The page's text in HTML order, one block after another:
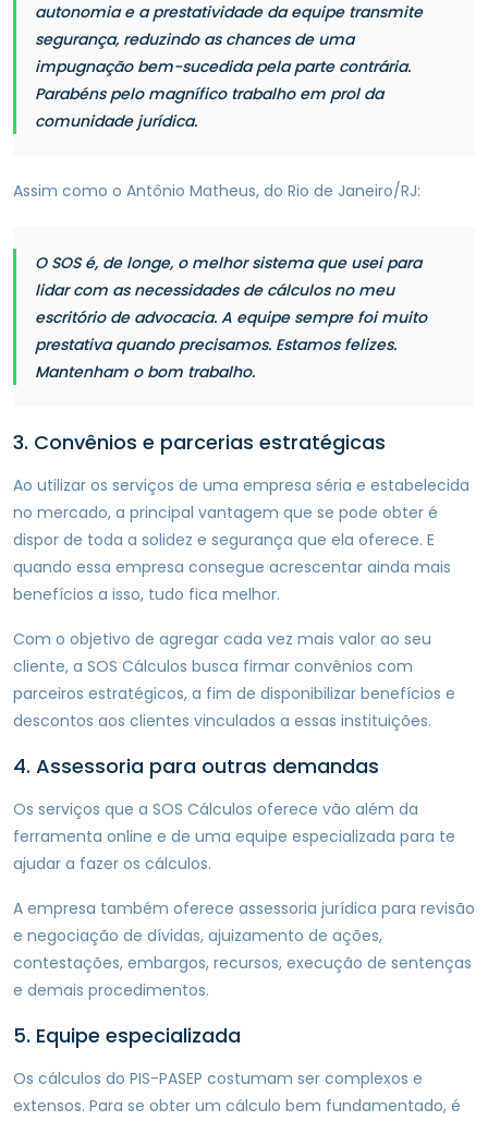
autonomia e a prestatividade da equipe transmite
segurança, reduzindo as chances de uma
impugnação bem-sucedida pela parte contrária.
Parabéns pelo magnífico trabalho em prol da
comunidade jurídica.
Assim como o Antônio Matheus, do Rio de Janeiro/RJ:
O SOS é, de longe, o melhor sistema que usei para
lidar com as necessidades de cálculos no meu
escritório de advocacia. A equipe sempre foi muito
prestativa quando precisamos. Estamos felizes.
Mantenham o bom trabalho.
3. Convênios e parcerias estratégicas
Ao utilizar os serviços de uma empresa séria e estabelecida
no mercado, a principal vantagem que se pode obter é
dispor de toda a solidez e segurança que ela oferece. E
quando essa empresa consegue acrescentar ainda mais
benefícios a isso, tudo fica melhor.
Com o objetivo de agregar cada vez mais valor ao seu
cliente, a SOS Cálculos busca firmar convênios com
parceiros estratégicos, a fim de disponibilizar benefícios e
descontos aos clientes vinculados a essas instituições.
4. Assessoria para outras demandas
Os serviços que a SOS Cálculos oferece vão além da
ferramenta online e de uma equipe especializada para te
ajudar a fazer os cálculos.
A empresa também oferece assessoria jurídica para revisão
e negociação de dívidas, ajuizamento de ações,
contestações, embargos, recursos, execução de sentenças
e demais procedimentos.
5. Equipe especializada
Os cálculos do PIS-PASEP costumam ser complexos e
extensos. Para se obter um cálculo bem fundamentado, é